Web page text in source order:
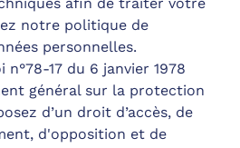
notre politique de
personnelles.
17 du 6 janvier 1978
général sur la protection
d’un droit d’accès, de
d'opposition et de